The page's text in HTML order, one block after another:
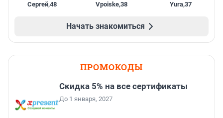
Сергей,48 Vpoiske,38 Yura,37
Начать знакомиться
ПРОМОКОДЫ
Скидка 5% на все сертификаты
До 1 января, 2027